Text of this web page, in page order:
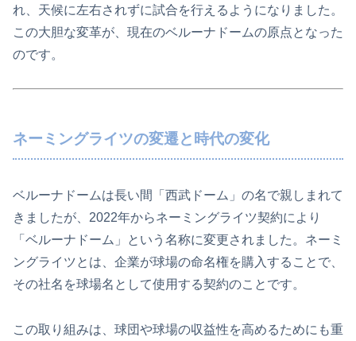
れ、天候に左右されずに試合を行えるようになりました。
この大胆な変革が、現在のベルーナドームの原点となった
のです。
ネーミングライツの変遷と時代の変化
ベルーナドームは長い間「西武ドーム」の名で親しまれて
きましたが、2022年からネーミングライツ契約により
「ベルーナドーム」という名称に変更されました。ネーミ
ングライツとは、企業が球場の命名権を購入することで、
その社名を球場名として使用する契約のことです。
この取り組みは、球団や球場の収益性を高めるためにも重